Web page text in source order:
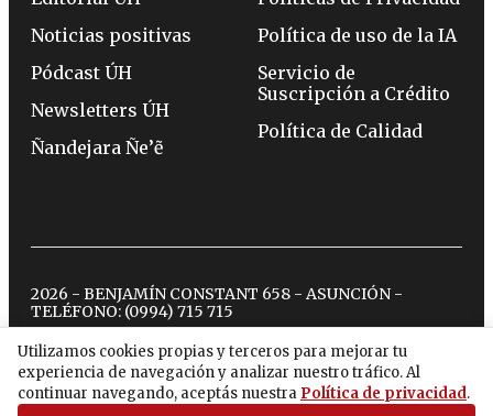
Utilizamos cookies propias y terceros para mejorar tu
experiencia de navegación y analizar nuestro tráfico. Al
continuar navegando, aceptás nuestra Política de privacidad.
Noticias positivas
Pódcast ÚH
Newsletters ÚH
Ñandejara Ñe’ẽ
Política de uso de la IA
Servicio de
Suscripción a Crédito
Política de Calidad
2026 - BENJAMÍN CONSTANT 658 - ASUNCIÓN -
TELÉFONO: (0994) 715 715
twitterinstagram
facebook
tiktokyoutubespotify